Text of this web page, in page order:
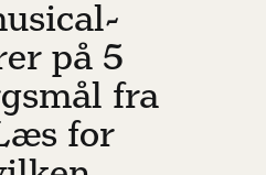
på 5
fra
for